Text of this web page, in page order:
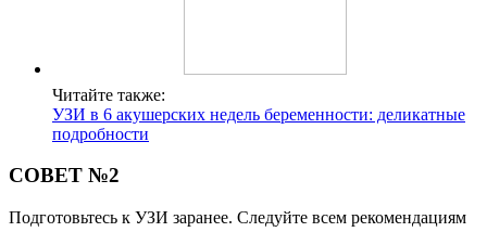
Читайте также:
УЗИ в 6 акушерских недель беременности: деликатные
подробности
СОВЕТ №2
Подготовьтесь к УЗИ заранее. Следуйте всем рекомендациям